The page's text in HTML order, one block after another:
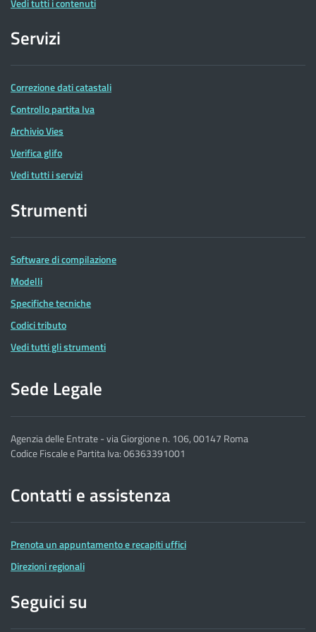
Vedi tutti i contenuti
Servizi
Correzione dati catastali
Controllo partita Iva
Archivio Vies
Verifica glifo
Vedi tutti i servizi
Strumenti
Software di compilazione
Modelli
Specifiche tecniche
Codici tributo
Vedi tutti gli strumenti
Sede Legale
Agenzia delle Entrate - via Giorgione n. 106, 00147 Roma
Codice Fiscale e Partita Iva: 06363391001
Contatti e assistenza
Prenota un appuntamento e recapiti uffici
Direzioni regionali
Seguici su